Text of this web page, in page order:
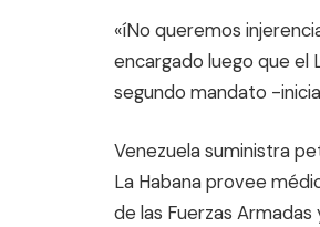
«íNo queremos
encargado luego que el
segundo mandato -
Venezuela suministra
La Habana provee
de las Fuerzas Armadas